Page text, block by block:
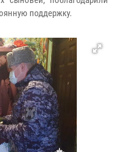
поддержку.